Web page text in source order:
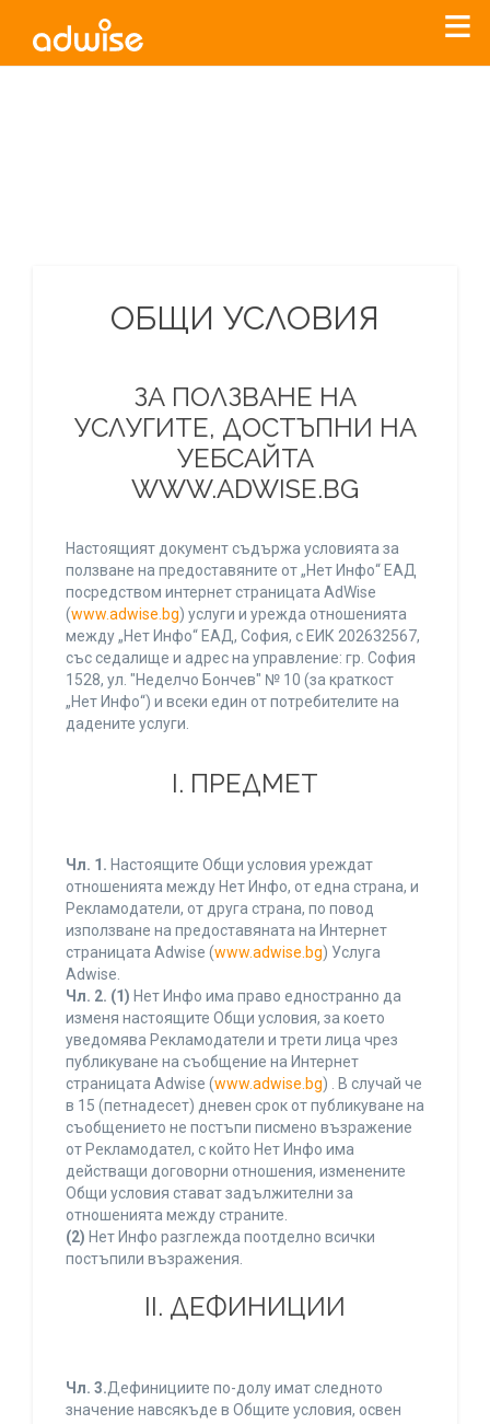
ОБЩИ УСЛОВИЯ
ЗА ПОЛЗВАНЕ НА
УСЛУГИТЕ, ДОСТЪПНИ НА
УЕБСАЙТА
WWW.ADWISE.BG
Настоящият документ съдържа условията за
ползване на предоставяните от „Нет Инфо“ ЕАД
посредством интернет страницата AdWise
(www.adwise.bg) услуги и урежда отношенията
между „Нет Инфо“ ЕАД, София, с ЕИК 202632567,
със седалище и адрес на управление: гр. София
1528, ул. "Неделчо Бончев" № 10 (за краткост
„Нет Инфо“) и всеки един от потребителите на
дадените услуги.
І. ПРЕДМЕТ
Чл. 1. Настоящите Общи условия уреждат
отношенията между Нет Инфо, от една страна, и
Рекламодатели, от друга страна, по повод
използване на предоставяната на Интернет
страницата Adwise (www.adwise.bg) Услуга
Adwise.
Чл. 2. (1) Нет Инфо има право едностранно да
изменя настоящите Общи условия, за което
уведомява Рекламодатели и трети лица чрез
публикуване на съобщение на Интернет
страницата Adwise (www.adwise.bg) . В случай че
в 15 (петнадесет) дневен срок от публикуване на
съобщението не постъпи писмено възражение
от Рекламодател, с който Нет Инфо има
действащи договорни отношения, изменените
Общи условия стават задължителни за
отношенията между страните.
(2) Нет Инфо разглежда поотделно всички
постъпили възражения.
ІІ. ДЕФИНИЦИИ
Чл. 3.Дефинициите по-долу имат следното
значение навсякъде в Общите условия, освен